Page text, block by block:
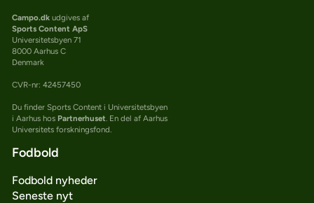
Campo.dkudgives af
Sports Content ApS
Universitetsbyen 71
8000 Aarhus C
Denmark
CVR-nr: 42457450
Du finder Sports Content i Universitetsbyen
i Aarhus hos Partnerhuset. En del af Aarhus
Universitets forskningsfond.
Fodbold
Fodbold nyheder
Seneste nyt